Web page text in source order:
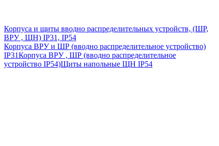
Корпуса и щиты вводно распределительных устройств, (ШР,
ВРУ , ЩН) IP31, IP54
Корпуса ВРУ и ШР (вводно распределительное устройство)
IP31Корпуса ВРУ , ШР (вводно распределительное
устройство IP54)Щиты напольные ЩН IP54